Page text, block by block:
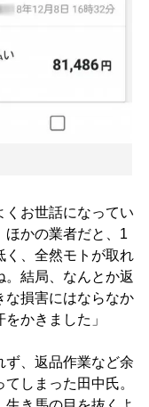
くお世話になってい
ほかの業者だと、1
く、全然モトが取れ
。結局、なんとか返
な損害にはならなか
かきました」
、返品作業など余
しまった田中氏。